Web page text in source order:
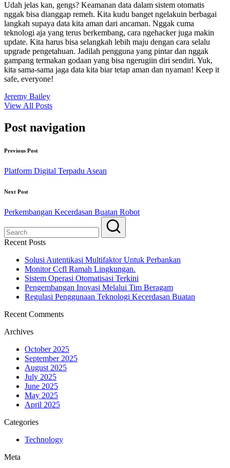
Udah jelas kan, gengs? Keamanan data dalam sistem otomatis
nggak bisa dianggap remeh. Kita kudu banget ngelakuin berbagai
langkah supaya data kita aman dari ancaman. Nggak cuma
teknologi aja yang terus berkembang, cara ngehacker juga makin
update. Kita harus bisa selangkah lebih maju dengan cara selalu
upgrade pengetahuan. Jadilah pengguna yang pintar dan nggak
gampang termakan godaan yang bisa ngerugiin diri sendiri. Yuk,
kita sama-sama jaga data kita biar tetap aman dan nyaman! Keep it
safe, everyone!
Jeremy Bailey
View All Posts
Post navigation
Previous Post
Platform Digital Terpadu Asean
Next Post
Perkembangan Kecerdasan Buatan Robot
Recent Posts
Solusi Autentikasi Multifaktor Untuk Perbankan
Monitor Ccfl Ramah Lingkungan.
Sistem Operasi Otomatisasi Terkini
Pengembangan Inovasi Melalui Tim Beragam
Regulasi Penggunaan Teknologi Kecerdasan Buatan
Recent Comments
Archives
October 2025
September 2025
August 2025
July 2025
June 2025
May 2025
April 2025
Categories
Technology
Meta